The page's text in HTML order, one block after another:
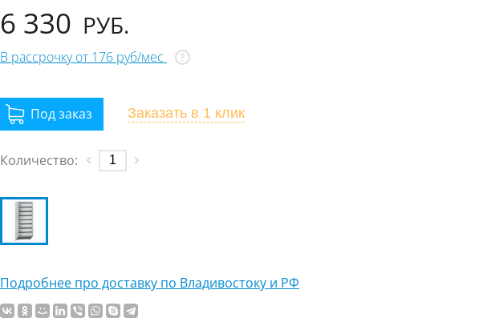
6 330 РУБ.
В рассрочку от 176 руб/мес ?
Заказать в 1 клик
Количество:
Подробнее про доставку по Владивостоку и РФ